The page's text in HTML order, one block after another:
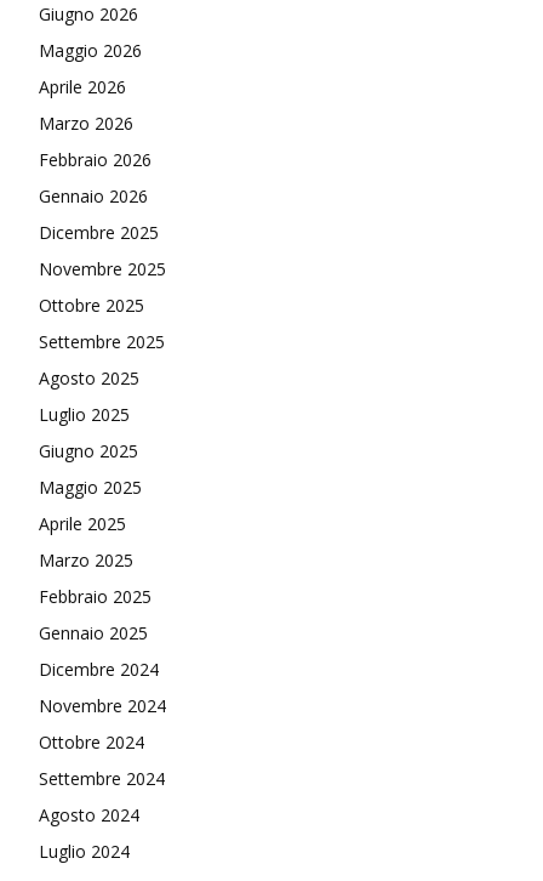
Giugno 2026
Maggio 2026
Aprile 2026
Marzo 2026
Febbraio 2026
Gennaio 2026
Dicembre 2025
Novembre 2025
Ottobre 2025
Settembre 2025
Agosto 2025
Luglio 2025
Giugno 2025
Maggio 2025
Aprile 2025
Marzo 2025
Febbraio 2025
Gennaio 2025
Dicembre 2024
Novembre 2024
Ottobre 2024
Settembre 2024
Agosto 2024
Luglio 2024